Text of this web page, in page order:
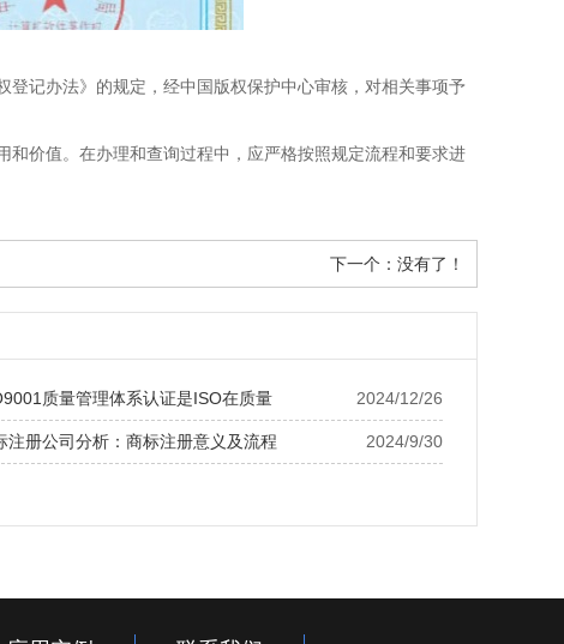
记办法》的规定，经中国版权保护中心审核，对相关事项予
价值。在办理和查询过程中，应严格按照规定流程和要求进
下一个： 没有了！
2024/12/26
质量管理体系认证是ISO在质量
2024/9/30
注册公司分析：商标注册意义及流程